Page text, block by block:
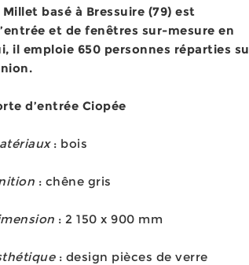
basé à Bressuire (79) est
et de fenêtres sur-mesure en
il emploie 650 personnes réparties
d’entrée Ciopée
: bois
: chêne gris
: 2 150 x 900 mm
: design pièces de verre